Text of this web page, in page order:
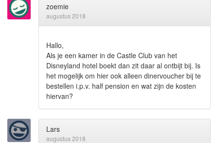
zoemie
augustus 2018
Hallo,
Als je een kamer in de Castle Club van het
Disneyland hotel boekt dan zit daar al ontbijt bij. Is
het mogelijk om hier ook alleen dinervoucher bij te
bestellen i.p.v. half pension en wat zijn de kosten
hiervan?
Lars
augustus 2018